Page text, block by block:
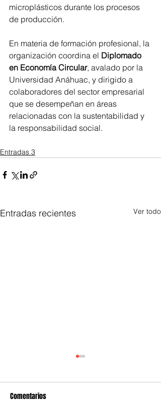
microplásticos durante los procesos
de producción.
En materia de formación profesional, la
organización coordina el Diplomado
en Economía Circular, avalado por la
Universidad Anáhuac, y dirigido a
colaboradores del sector empresarial
que se desempeñan en áreas
relacionadas con la sustentabilidad y
la responsabilidad social.
Entradas 3
Entradas recientes Ver todo
Comentarios